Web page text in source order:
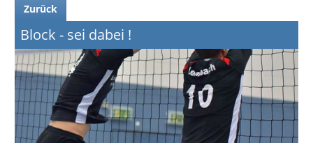
Zurück
Block - sei dabei !